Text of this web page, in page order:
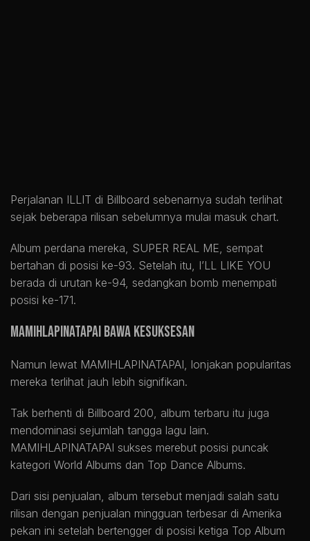
Perjalanan ILLIT di Billboard sebenarnya sudah terlihat
sejak beberapa rilisan sebelumnya mulai masuk chart.
Album perdana mereka, SUPER REAL ME, sempat
bertahan di posisi ke-93. Setelah itu, I’LL LIKE YOU
berada di urutan ke-94, sedangkan bomb menempati
posisi ke-171.
MAMIHLAPINATAPAI Bawa Kesuksesan
Namun lewat MAMIHLAPINATAPAI, lonjakan popularitas
mereka terlihat jauh lebih signifikan.
Tak berhenti di Billboard 200, album terbaru itu juga
mendominasi sejumlah tangga lagu lain.
MAMIHLAPINATAPAI sukses merebut posisi puncak
kategori World Albums dan Top Dance Albums.
Dari sisi penjualan, album tersebut menjadi salah satu
rilisan dengan penjualan mingguan terbesar di Amerika
pekan ini setelah bertengger di posisi ketiga Top Album